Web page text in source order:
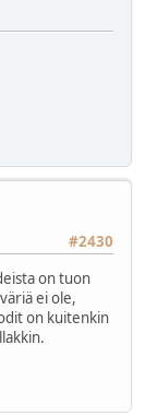
#2430
on tuon
ei ole,
on kuitenkin